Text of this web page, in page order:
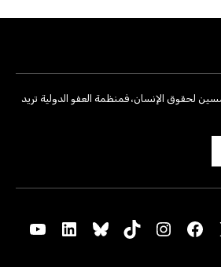
لحقوق الإنسان، فمنظمة العفو الدولية تريد
Facebook
Instagram
TikTok
Bluesky
LinkedIn
YouTube